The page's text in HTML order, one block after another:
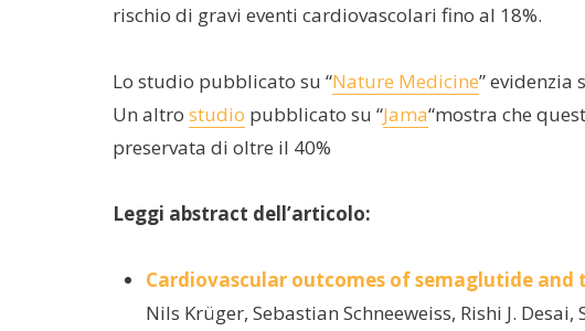
rischio di gravi eventi cardiovascolari fino al 18%.
Lo studio pubblicato su “Nature Medicine”
Un altro studio pubblicato su “Jama“mostra che
preservata di oltre il 40%
Leggi abstract dell’articolo:
Cardiovascular outcomes of semaglutide
Nils Krüger, Sebastian Schneeweiss, Rishi J.